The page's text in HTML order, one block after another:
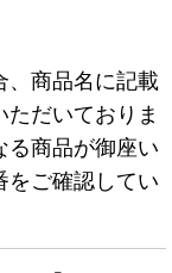
、商品名に記載
だいておりま
る商品が御座い
をご確認してい